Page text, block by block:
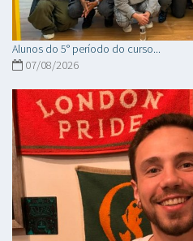
Alunos do 5° período do curso...
07/08/2026